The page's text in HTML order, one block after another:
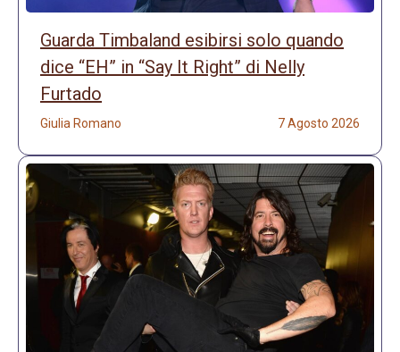
Guarda Timbaland esibirsi solo quando
dice “EH” in “Say It Right” di Nelly
Furtado
Giulia Romano 7 Agosto 2026